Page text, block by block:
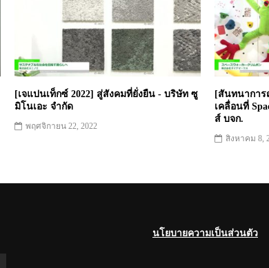
[เจแปนเท็กซ์ 2022] สู่สังคมที่ยั่งยืน - บริษัท ซู
มิโนเอะ จำกัด
พฤศจิกายน 22, 2022
[สันทนาการ
เคลื่อนที่
ส์ บจก.
สิงหาคม 8,
นโยบายความเป็นส่วนตัว